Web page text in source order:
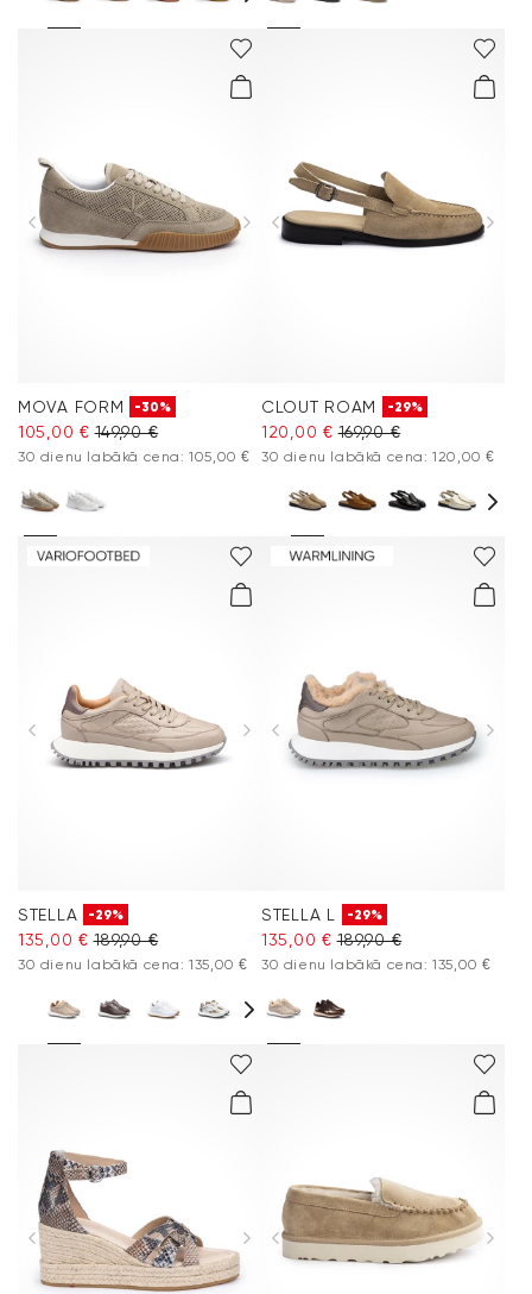
MOVA FORM -30%
105,00 € 149,90 €
30 dienu labākā cena: 105,00 €
CLOUT ROAM -29%
120,00 € 169,90 €
30 dienu labākā cena: 120,00 €
STELLA -29%
135,00 € 189,90 €
30 dienu labākā cena: 135,00 €
STELLA L -29%
135,00 € 189,90 €
30 dienu labākā cena: 135,00 €